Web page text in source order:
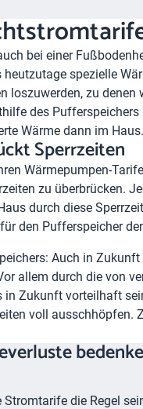
bei einer
spezielle
loszuwerden, zu
des Pufferspeichers
Wärme dann im Haus.
Sperrzeiten
Wärmepumpen-
zu überbrücken.
durch diese
den Pufferspeicher
Auch in
allem durch die von
in Zukunft vorteilhaft
voll
die Regel